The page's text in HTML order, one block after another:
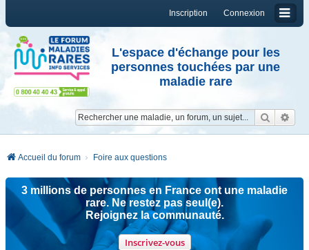
Connexion
Inscription
L'espace d'échange pour les
personnes touchées par une
maladie rare
Accueil du forum Foire aux questions
3 millions de personnes en France ont une maladie
rare. Ne restez pas seul(e).
Rejoignez la communauté.
Inscrivez-vous